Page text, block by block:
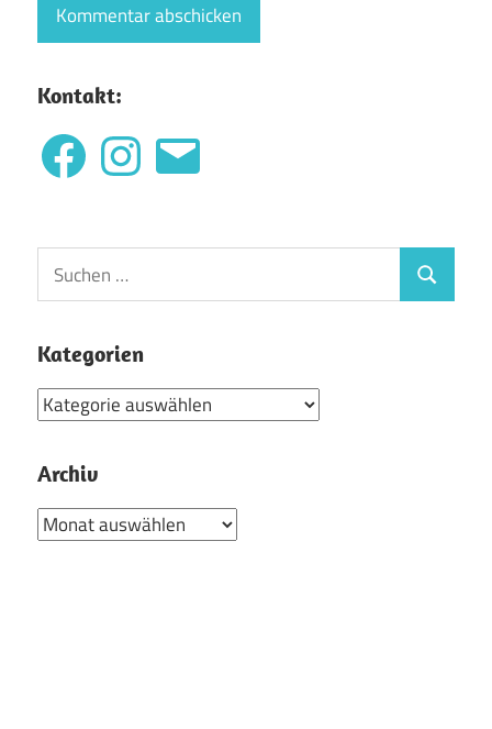
Kontakt:
FacebookInstagram
E-
Mail
Suchen
nach:
Suchen
Kategorien
Kategorien
Archiv
Archiv